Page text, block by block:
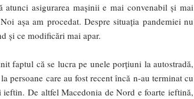
asigurarea mașinii e mai convenabil și mai
așa am procedat. Despre situația pandemiei nu
și ce modificări mai apar.
faptul că se lucra pe unele porțiuni la autostradă,
persoane care au fost recent încă n-au terminat cu
De altfel Macedonia de Nord e foarte ieftină,